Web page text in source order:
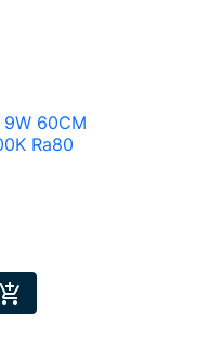
9W 60CM
Ra80

Ajouter au panier